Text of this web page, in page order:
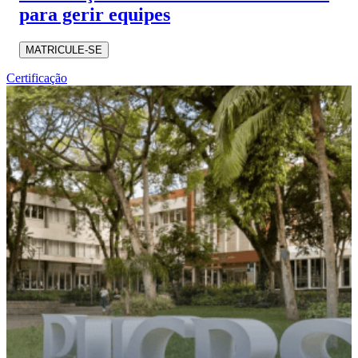
para gerir equipes
MATRICULE-SE
Certificação